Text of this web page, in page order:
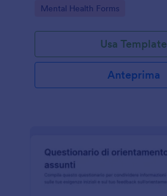
Go to Category:
Mental Health Forms
Usa Template
Anteprima